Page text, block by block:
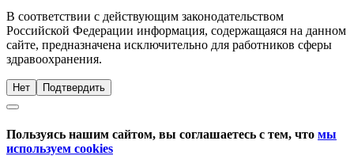
В соответствии с действующим законодательством
Российской Федерации информация, содержащаяся на данном
сайте, предназначена исключительно для работников сферы
здравоохранения.
Нет Подтвердить
Пользуясь нашим сайтом, вы соглашаетесь с тем, что мы
используем cookies